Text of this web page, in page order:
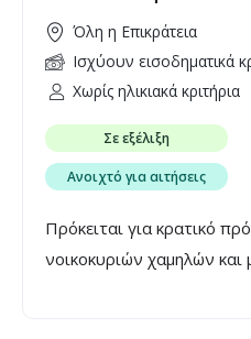
ανακαίνισης και
Όλη η Επικράτεια
Ισχύουν εισοδηματικά
Χωρίς ηλικιακά κριτήρια
Σε εξέλιξη
Ανοιχτό για αιτήσεις
Πρόκειται για κρατικό
νοικοκυριών χαμηλών και